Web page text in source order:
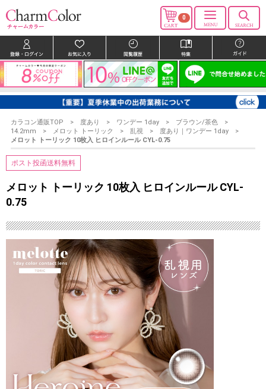
0
カラコン通販TOP 度あり ワンデー 1day
ブラウン/茶色
14.2mm
メロット トーリック 乱視
度あり｜ワンデー 1day
メロット トーリック 10枚入 ヒロインルール CYL-0.75
ポスト投函送料無料
メロット トーリック 10枚入 ヒロインルール CYL-
0.75